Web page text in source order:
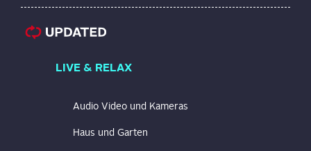
LIVE & RELAX
Audio Video und Kameras
Haus und Garten